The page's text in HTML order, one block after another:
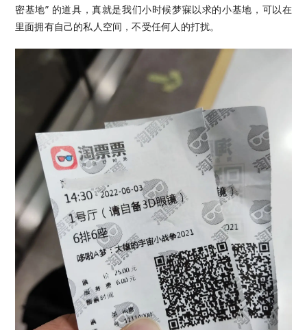
密基地” 的道具，真就是我们小时候梦寐以求的小基地，可以在
里面拥有自己的私人空间，不受任何人的打扰。